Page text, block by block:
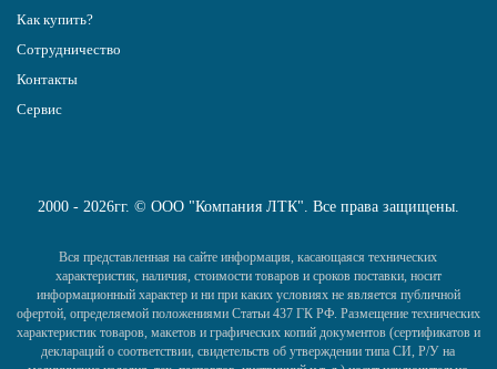
Как купить?
Сотрудничество
Контакты
Сервис
2000 - 2026гг. © ООО "Компания ЛТК". Все права защищены.
Вся представленная на сайте информация, касающаяся технических
характеристик, наличия, стоимости товаров и сроков поставки, носит
информационный характер и ни при каких условиях не является публичной
офертой, определяемой положениями Статьи 437 ГК РФ. Размещение технических
характеристик товаров, макетов и графических копий документов (сертификатов и
деклараций о соответствии, свидетельств об утверждении типа СИ, Р/У на